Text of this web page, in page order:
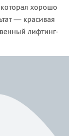
хорошо
— красивая
лифтинг-